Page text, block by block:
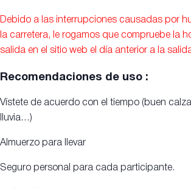
Debido a las interrupciones causadas por
la carretera, le rogamos que compruebe la
salida en el sitio web el día anterior a la
Recomendaciones de uso :
Vístete de acuerdo con el tiempo (buen
lluvia…)
Almuerzo para llevar
Seguro personal para cada participante.